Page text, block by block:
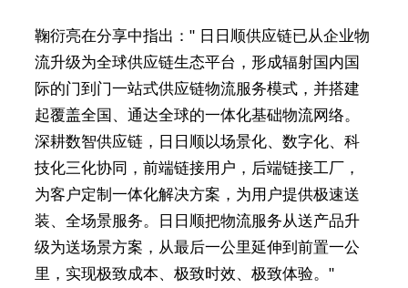
鞠衍亮在分享中指出：" 日日顺供应链已从企业物
流升级为全球供应链生态平台，形成辐射国内国
际的门到门一站式供应链物流服务模式，并搭建
起覆盖全国、通达全球的一体化基础物流网络。
深耕数智供应链，日日顺以场景化、数字化、科
技化三化协同，前端链接用户，后端链接工厂，
为客户定制一体化解决方案，为用户提供极速送
装、全场景服务。日日顺把物流服务从送产品升
级为送场景方案，从最后一公里延伸到前置一公
里，实现极致成本、极致时效、极致体验。"